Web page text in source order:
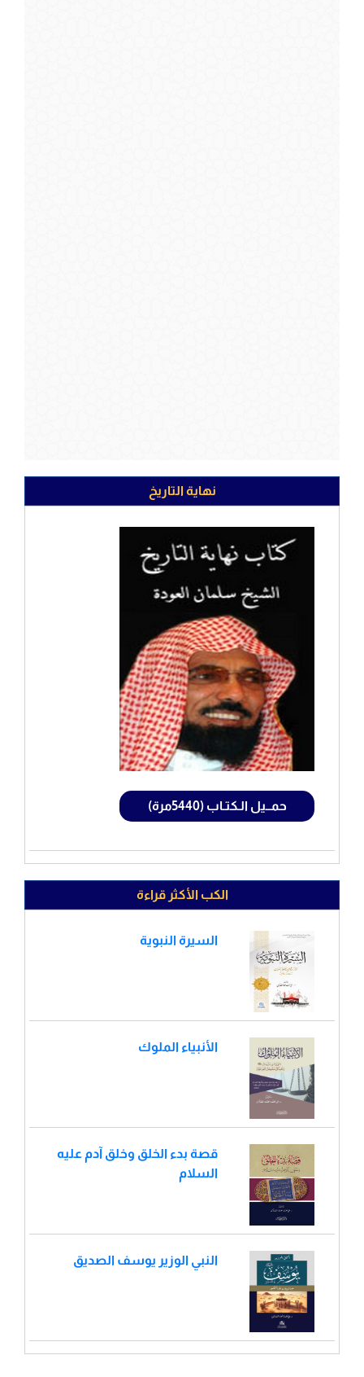
نهاية التاريخ
حمــيل الـكتـاب (5440مرة)
الكب الأكثر قراءة
السيرة النبوية
الأنبياء الملوك
قصة بدء الخلق وخلق آدم عليه
السلام
النبي الوزير يوسف الصديق